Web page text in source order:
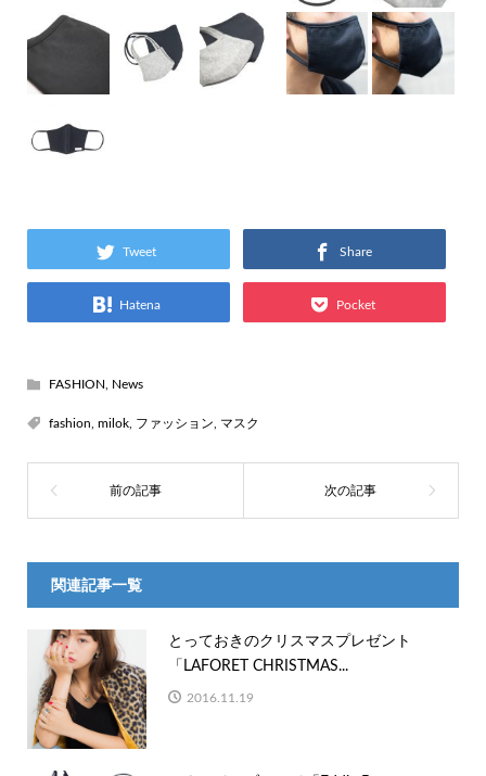
Tweet Share
Hatena Pocket
FASHION News
fashion milok, ファッション マスク
関連記事一覧
とっておきのクリスマスプレゼント
「LAFORET CHRISTMAS...
2016.11.19